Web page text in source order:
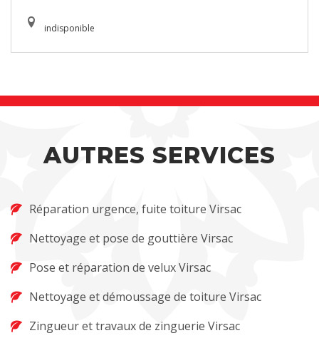
indisponible
AUTRES SERVICES
Réparation urgence, fuite toiture Virsac
Nettoyage et pose de gouttière Virsac
Pose et réparation de velux Virsac
Nettoyage et démoussage de toiture Virsac
Zingueur et travaux de zinguerie Virsac